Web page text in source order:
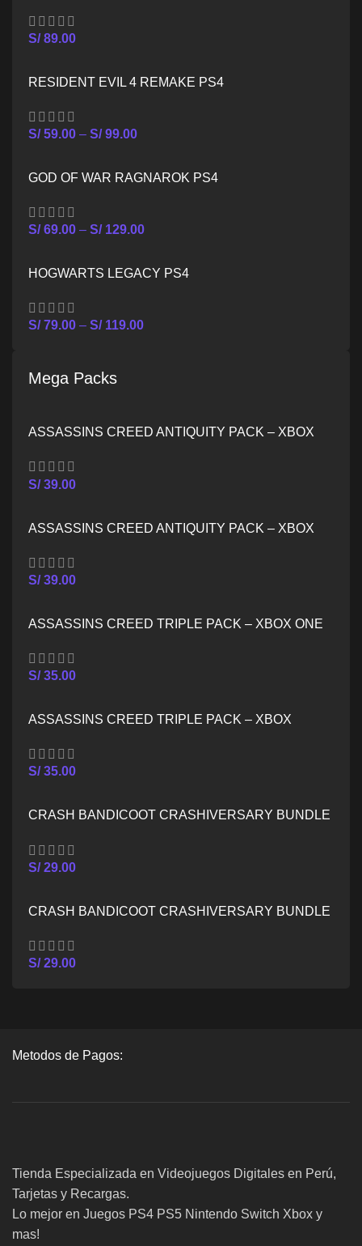
S/89.00
RESIDENT EVIL 4 REMAKE PS4
S/59.00 – S/99.00
GOD OF WAR RAGNAROK PS4
S/69.00 – S/129.00
HOGWARTS LEGACY PS4
S/79.00 – S/119.00
Mega Packs
ASSASSINS CREED ANTIQUITY PACK – XBOX
S/39.00
ASSASSINS CREED ANTIQUITY PACK – XBOX
S/39.00
ASSASSINS CREED TRIPLE PACK – XBOX ONE
S/35.00
ASSASSINS CREED TRIPLE PACK – XBOX
S/ 35.00
CRASH BANDICOOT CRASHIVERSARY BUNDLE
S/29.00
CRASH BANDICOOT CRASHIVERSARY BUNDLE
S/29.00
Metodos de Pagos:
Tienda Especializada en Videojuegos Digitales en Perú,
Tarjetas y Recargas.
Lo mejor en Juegos PS4 PS5 Nintendo Switch Xbox y
mas!